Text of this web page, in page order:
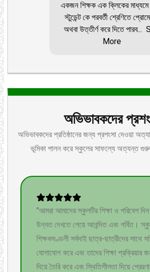
একজন শিক্ষক এক ক্লিকের
স্টুডেন্ট কে পরবর্তী শ্রেণিতে
অথবা উত্তীর্ণ করে দিতে পারব...
More
অভিভাবকদের
অভিভাবকদের প্রতিষ্ঠানের জন্য প্রশংসা দেওয়া
ভূমিকা পালন করে স্কুলের সাফল্যে অত্যন্ত
"আমরা আমাদের স্কুলটির শিক্ষা ও পরিবেশ
উন্নত দেখতে পেয়ে আনন্দিত এবং গর্বিত।
শিক্ষকমণ্ডলী সর্বদাই ছাত্র-ছাত্রীদের সাথে
যোগাযোগ করে এবং তাদের শিক্ষা প্রক্রিয়ার
দিয়ে তৈরি করে এবং স্থিতিশীলতা দিয়ে